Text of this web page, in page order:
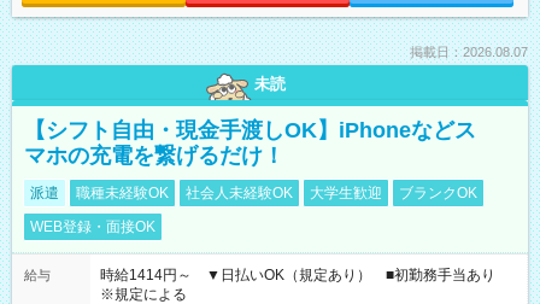
掲載日：2026.08.07
未読
【シフト自由・現金手渡しOK】iPhoneなどス
マホの充電を繋げるだけ！
派遣 職種未経験OK 社会人未経験OK 大学生歓迎
ブランクOK
WEB登録・面接OK
給与
時給1414円～ ▼日払いOK（規定あり） ■初勤務手当あり
※規定による